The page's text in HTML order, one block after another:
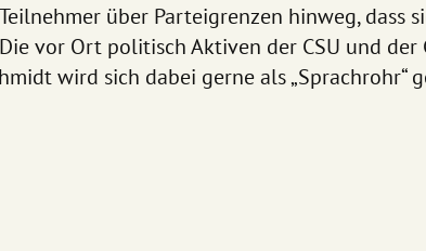
über Parteigrenzen hinweg, dass
vor Ort politisch Aktiven der CSU und der
wird sich dabei gerne als „Sprachrohr“